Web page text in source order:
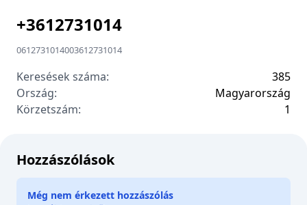
+3612731014
0612731014003612731014
Keresések száma:
385
Ország:
Magyarország
Körzetszám:
1
Hozzászólások
Még nem érkezett hozzászólás